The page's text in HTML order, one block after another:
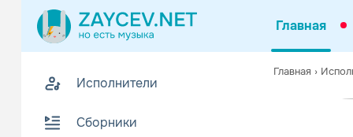
Главная
Исполнители
Сборники
Главная ›